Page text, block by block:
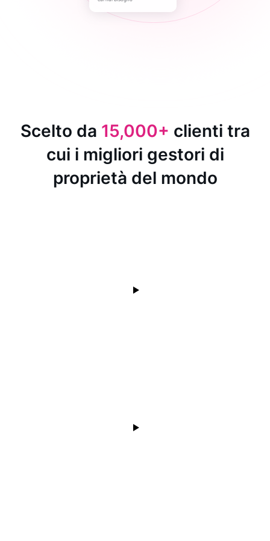
Scelto da 15,000+ clienti tra
cui i migliori gestori di
proprietà del mondo